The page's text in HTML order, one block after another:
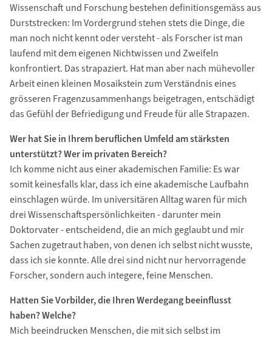
Wissenschaft und Forschung bestehen definitionsgemäss aus
Durststrecken: Im Vordergrund stehen stets die Dinge, die
man noch nicht kennt oder versteht - als Forscher ist man
laufend mit dem eigenen Nichtwissen und Zweifeln
konfrontiert. Das strapaziert. Hat man aber nach mühevoller
Arbeit einen kleinen Mosaikstein zum Verständnis eines
grösseren Fragenzusammenhangs beigetragen, entschädigt
das Gefühl der Befriedigung und Freude für alle Strapazen.
Wer hat Sie in Ihrem beruflichen Umfeld am stärksten
unterstützt? Wer im privaten Bereich?
Ich komme nicht aus einer akademischen Familie: Es war
somit keinesfalls klar, dass ich eine akademische Laufbahn
einschlagen würde. Im universitären Alltag waren für mich
drei Wissenschaftspersönlichkeiten - darunter mein
Doktorvater - entscheidend, die an mich geglaubt und mir
Sachen zugetraut haben, von denen ich selbst nicht wusste,
dass ich sie konnte. Alle drei sind nicht nur hervorragende
Forscher, sondern auch integere, feine Menschen.
Hatten Sie Vorbilder, die Ihren Werdegang beeinflusst
haben? Welche?
Mich beeindrucken Menschen, die mit sich selbst im